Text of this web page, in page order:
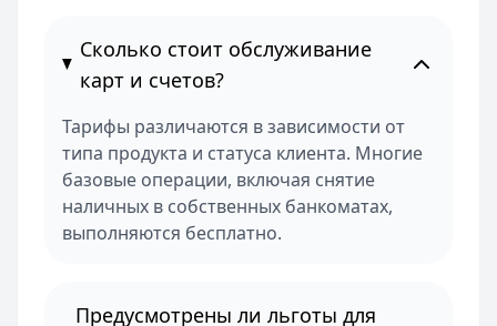
Сколько стоит обслуживание
карт и счетов?
Тарифы различаются в зависимости от
типа продукта и статуса клиента. Многие
базовые операции, включая снятие
наличных в собственных банкоматах,
выполняются бесплатно.
Предусмотрены ли льготы для